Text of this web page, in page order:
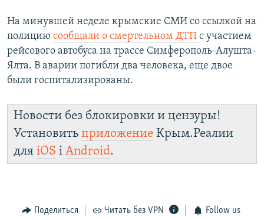
На минувшей неделе крымские СМИ со ссылкой на
полицию сообщали о смертельном ДТП с участием
рейсового автобуса на трассе Симферополь-Алушта-
Ялта. В аварии погибли два человека, еще двое
были госпитализированы.
Новости без блокировки и цензуры!
Установить приложение Крым.Реалии
для iOS і Android.
Поделиться Читать без VPN Follow us